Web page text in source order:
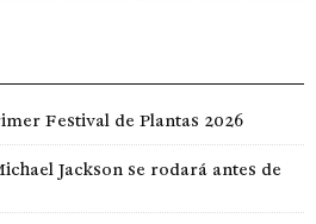
Festival de Plantas 2026
Jackson se rodará antes de